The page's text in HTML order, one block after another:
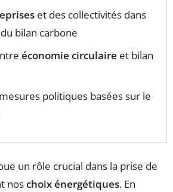
et des collectivités dans
bilan carbone
économie circulaire et bilan
politiques basées sur le
un rôle crucial dans la prise de
noschoix énergétiques. En